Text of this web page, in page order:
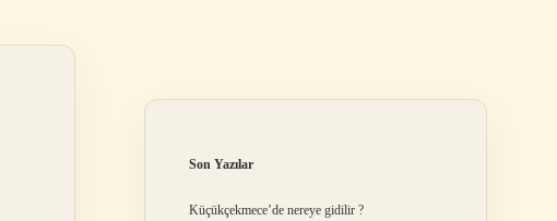
Son Yazılar
Küçükçekmece’de nereye gidilir ?